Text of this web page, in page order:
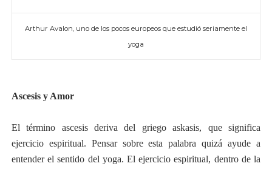
Arthur Avalon, uno de los pocos europeos que estudió seriamente el
yoga
Ascesis y Amor
El término ascesis deriva del griego askasis, que significa
ejercicio espiritual. Pensar sobre esta palabra quizá ayude a
entender el sentido del yoga. El ejercicio espiritual, dentro de la